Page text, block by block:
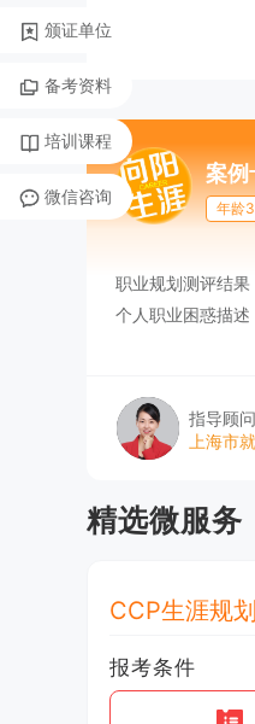
案
年龄
职业规划测评结果
个人职业困惑描述
指导顾问
上海市
精选微服务
CCP生涯规
报考条件
颁证单位
备考资料
培训课程
微信咨询